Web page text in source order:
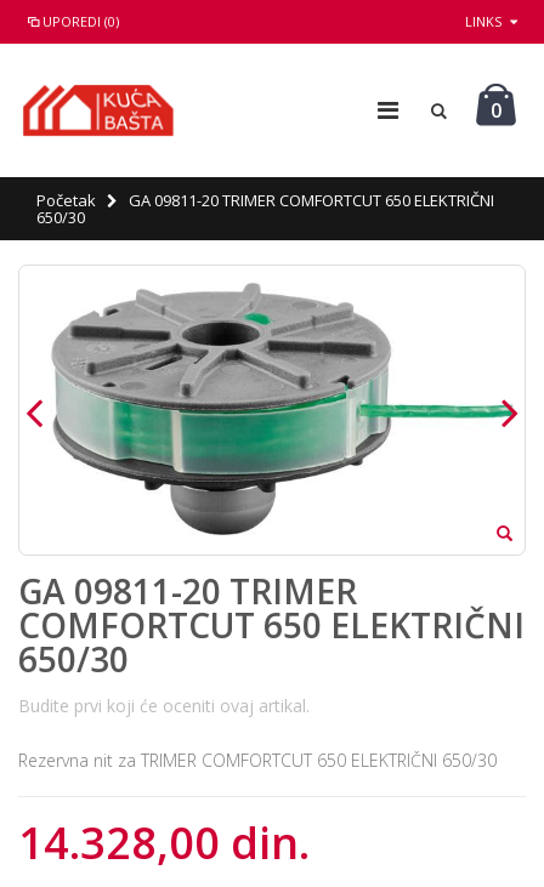
UPOREDI (0) LINKS
0
Početak GA 09811-20 TRIMER COMFORTCUT 650 ELEKTRIČNI
650/30
GA 09811-20 TRIMER
COMFORTCUT 650 ELEKTRIČNI
650/30
Budite prvi koji će oceniti ovaj artikal.
Rezervna nit za TRIMER COMFORTCUT 650 ELEKTRIČNI 650/30
14.328,00 din.